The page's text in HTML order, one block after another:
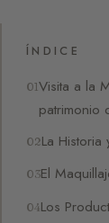
ÍNDICE
Visita a la
patrimonio
La
El
Los